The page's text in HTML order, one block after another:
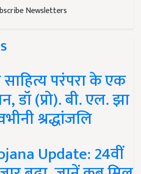
Newsletters
परंपरा के एक
डॉ (प्रो). बी. एल. झा
श्रद्धांजलि
Update: 24वीं